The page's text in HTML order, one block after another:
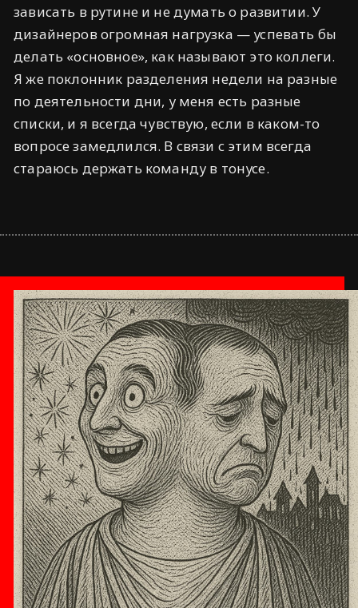
зависать в рутине и не думать о развитии. У
дизайнеров огромная нагрузка — успевать бы
делать «основное», как называют это коллеги.
Я же поклонник разделения недели на разные
по деятельности дни, у меня есть разные
списки, и я всегда чувствую, если в каком-то
вопросе замедлился. В связи с этим всегда
стараюсь держать команду в тонусе.